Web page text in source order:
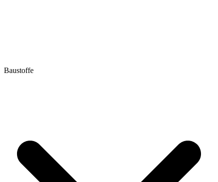
Baustoffe